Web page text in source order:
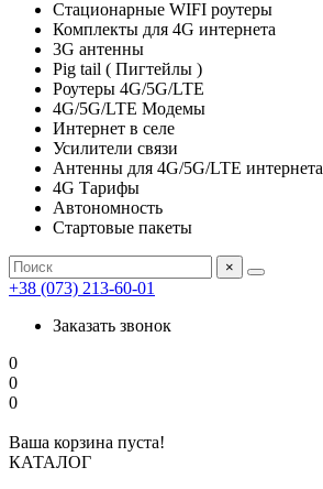
Стационарные WIFI роутеры
Комплекты для 4G интернета
3G антенны
Pig tail ( Пигтейлы )
Роутеры 4G/5G/LTE
4G/5G/LTE Модемы
Интернет в селе
Усилители связи
Антенны для 4G/5G/LTE интернета
4G Тарифы
Автономность
Стартовые пакеты
×
+38 (073) 213-60-01
Заказать звонок
0
0
0
Ваша корзина пуста!
КАТАЛОГ